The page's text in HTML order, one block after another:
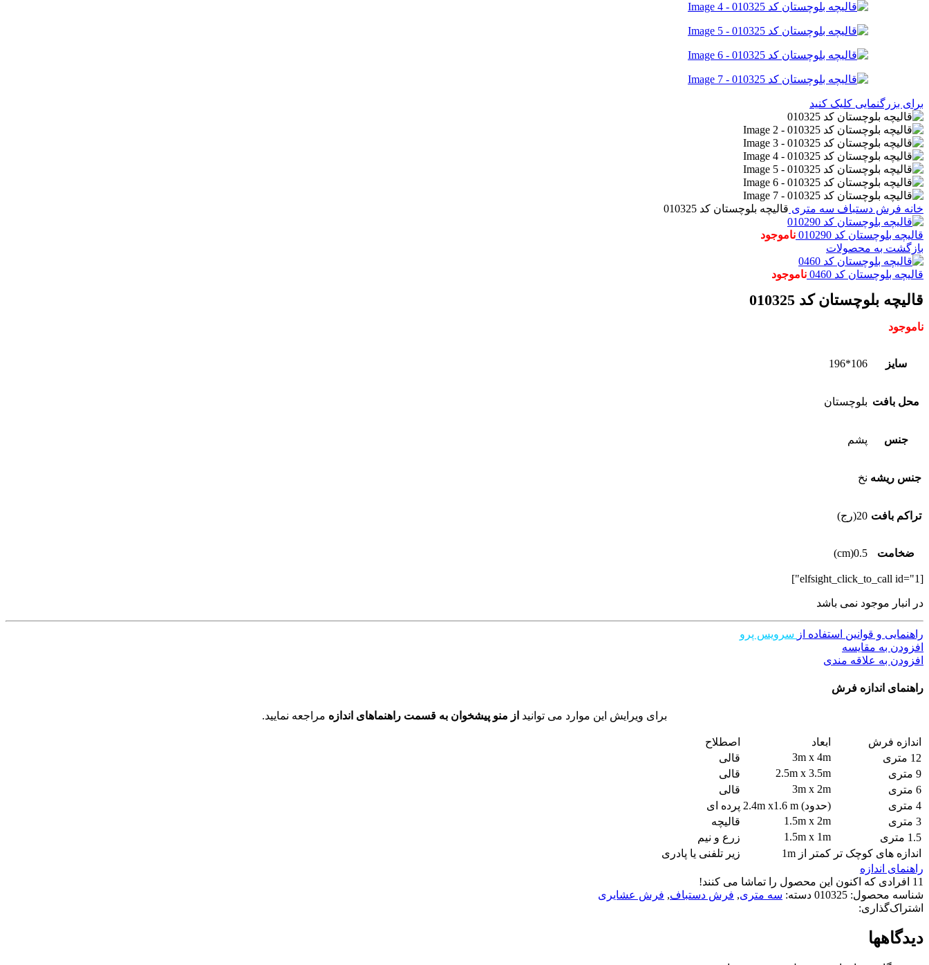
برای بزرگنمایی کلیک کنید
خانه فرش دستباف سه متری قالیچه بلوچستان کد 010325
قالیچه بلوچستان کد 010290
ناموجود
بازگشت به محصولات
قالیچه بلوچستان کد 0460 ناموجود
قالیچه بلوچستان کد 010325
ناموجود
سایز 106*196
محل بافت بلوچستان
جنس پشم
جنس ریشه نخ
تراکم بافت 20(رج)
ضخامت 0.5(cm)
[elfsight_click_to_call id="1"]
در انبار موجود نمی باشد
راهنمایی و قوانین استفاده از سرویس پرو
افزودن به مقایسه
افزودن به علاقه مندی
راهنمای اندازه فرش
برای ویرایش این موارد می توانید از منو پیشخوان به قسمت راهنماهای اندازه مراجعه نمایید.
اندازه فرش ابعاد
اصطلاح
12 متری
3m x 4m
قالی
9 متری
2.5m x 3.5m
قالی
6 متری
3m x 2m
قالی
4 متری
(حدود) 2.4m x1.6 m
پرده ای
3 متری
1.5m x 2m
قالیچه
1.5 متری
1.5m x 1m
زرع و نیم
اندازه های کوچک تر کمتر از 1m
زیر تلفنی یا پادری
راهنمای اندازه
11 افرادی که اکنون این محصول را تماشا می کنند!
شناسه محصول: 010325 دسته: سه متری, فرش دستباف, فرش عشایری
اشتراک‌گذاری:
دیدگاهها